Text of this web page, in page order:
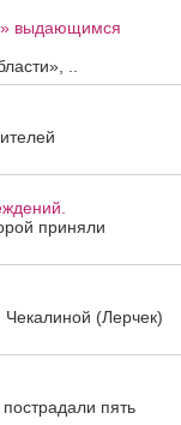
выдающимся
..
приняли
Чекалиной (Лерчек)
пять